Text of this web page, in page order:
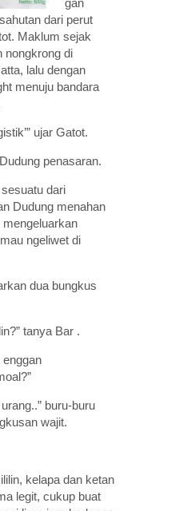
dari perut
Maklum sejak
nongkrong di
lalu dengan
menuju bandara
ujar Gatot.
penasaran.
dari
Dudung menahan
mengeluarkan
ngeliwet di
dua bungkus
tanya Bar .
enggan
buru-buru
wajit.
kelapa dan ketan
legit, cukup buat